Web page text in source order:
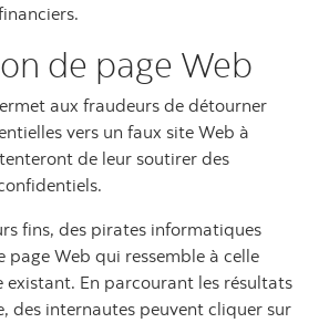
de page Web
aux fraudeurs de détourner
vers un faux site Web à
de leur soutirer des
fins, des pirates informatiques
page Web qui ressemble à celle
existant. En parcourant les résultats
des internautes peuvent cliquer sur